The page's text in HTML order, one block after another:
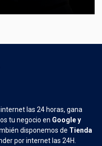
las 24 horas, gana
tu negocio en Google y
disponemos de Tienda
por internet las 24H.